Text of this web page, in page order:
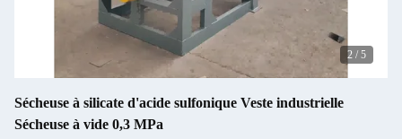
2 / 5
Sécheuse à silicate d'acide sulfonique Veste industrielle
Sécheuse à vide 0,3 MPa